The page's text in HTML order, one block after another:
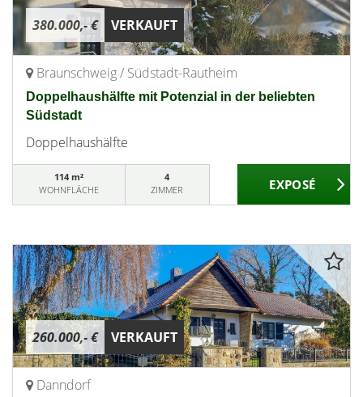
380.000,- € VERKAUFT
Braunschweig / Südstadt-Rautheim
Doppelhaushälfte mit Potenzial in der beliebten
Südstadt
Doppelhaushälfte
114 m²
WOHNFLÄCHE
4
ZIMMER
260.000,- € VERKAUFT
Danndorf